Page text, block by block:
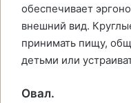
обеспечивает
внешний вид.
принимать пищу,
детьми или
Овал.